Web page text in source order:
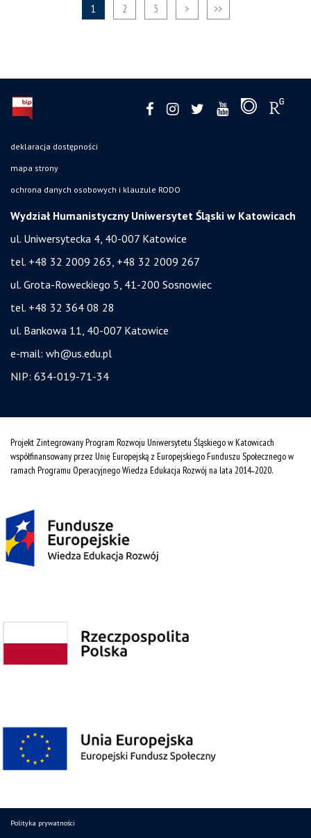
1 2 3 > >>
deklaracja dostępności
mapa strony
ochrona danych osobowych i klauzule RODO
Wydział Humanistyczny Uniwersytet Śląski w Katowicach
ul. Uniwersytecka 4, 40-007 Katowice
tel. +48 32 2009 263, +48 32 2009 267
ul. Grota-Roweckiego 5, 41-200 Sosnowiec
tel. +48 32 364 08 28
ul. Bankowa 11, 40-007 Katowice
e-mail: wh@us.edu.pl
NIP: 634-019-71-34
Projekt Zintegrowany Program Rozwoju Uniwersytetu Śląskiego w Katowicach
współfinansowany przez Unię Europejską z Europejskiego Funduszu Społecznego w
ramach Programu Operacyjnego Wiedza Edukacja Rozwój na lata 2014˗2020.
Polityka prywatności